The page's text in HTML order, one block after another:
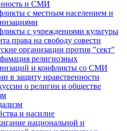
и СМИ
с местным населением и
с учреждениями культуры
права на свободу совести
организации против "сект"
религиозных
и конфликты со СМИ
в защиту нравственности
о религии и обществе
и насилие
национальной и